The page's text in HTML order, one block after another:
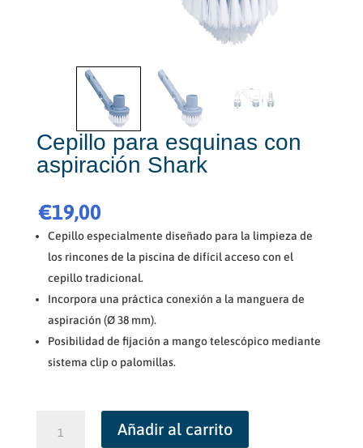
Cepillo para esquinas con
aspiración Shark
€19,00
Cepillo especialmente diseñado para la limpieza de
los rincones de la piscina de difícil acceso con el
cepillo tradicional.
Incorpora una práctica conexión a la manguera de
aspiración (Ø 38 mm).
Posibilidad de fijación a mango telescópico mediante
sistema clip o palomillas.
para
Añadir al carrito